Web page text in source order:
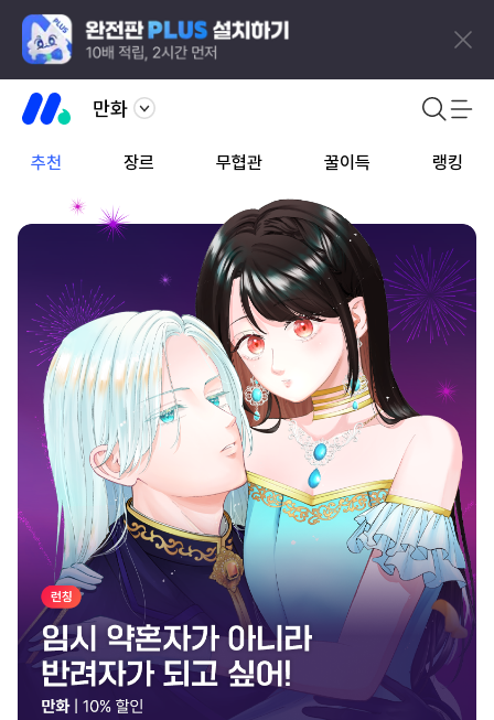
만화
추천 장르 무협관 꿀이득 랭킹